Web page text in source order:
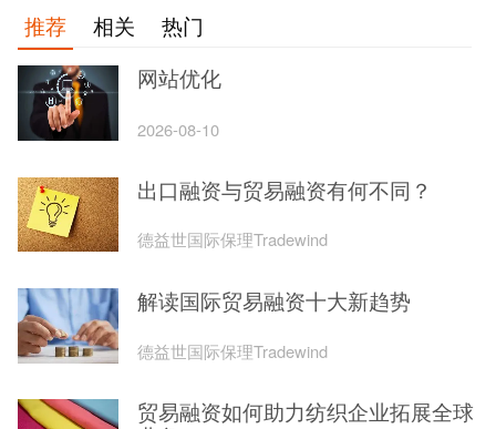
推荐 相关
热门
网站优化
2026-08-10
出口融资与贸易融资有何不同？
德益世国际保理Tradewind
解读国际贸易融资十大新趋势
德益世国际保理Tradewind
贸易融资如何助力纺织企业拓展全球